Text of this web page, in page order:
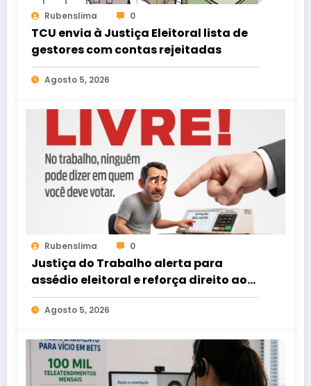
Rubenslima 0
TCU envia à Justiça Eleitoral lista de
gestores com contas rejeitadas
Agosto 5, 2026
Rubenslima 0
Justiça do Trabalho alerta para
assédio eleitoral e reforça direito ao
voto livre nas relações de trabalho
Agosto 5, 2026